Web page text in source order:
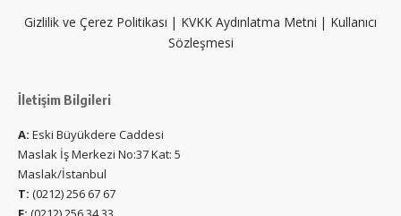
Gizlilik ve Çerez Politikası | KVKK Aydınlatma Metni | Kullanıcı
Sözleşmesi
İletişim Bilgileri
A: Eski Büyükdere Caddesi
Maslak İş Merkezi No:37 Kat: 5
Maslak/İstanbul
T: (0212) 256 67 67